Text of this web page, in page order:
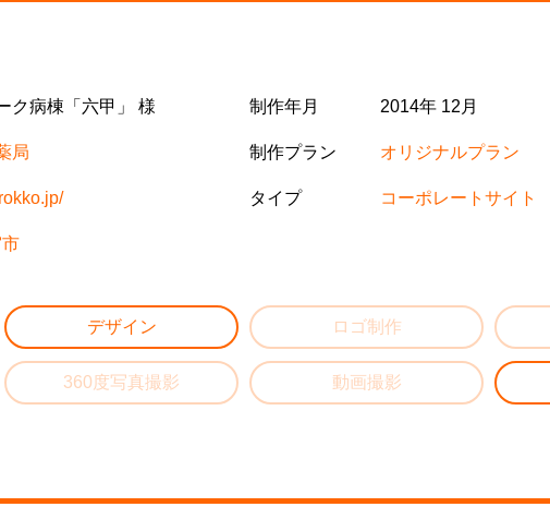
ク病棟「六甲」 様
局
制作年月 2014年 12月
制作プラン オリジナルプラン
タイプ コーポレートサイト
デザイン ロゴ制作
360度写真撮影 動画撮影